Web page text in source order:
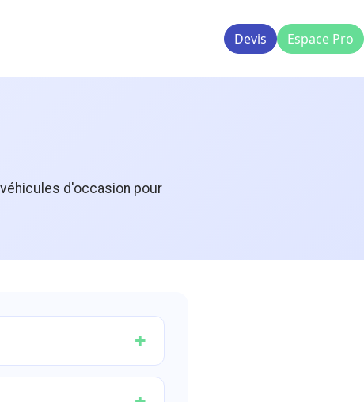
Devis Espace Pro
d'occasion pour